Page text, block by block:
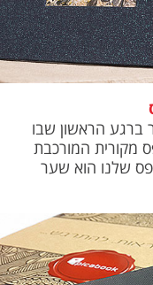
הראשון שבו
מקורית המורכבת
שלנו הוא שער